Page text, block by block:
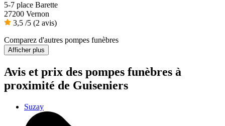
5-7 place Barette
27200 Vernon
3,5 /5 (2 avis)
Comparez d'autres pompes funèbres
Afficher plus
Avis et prix des pompes funèbres à
proximité de Guiseniers
Suzay